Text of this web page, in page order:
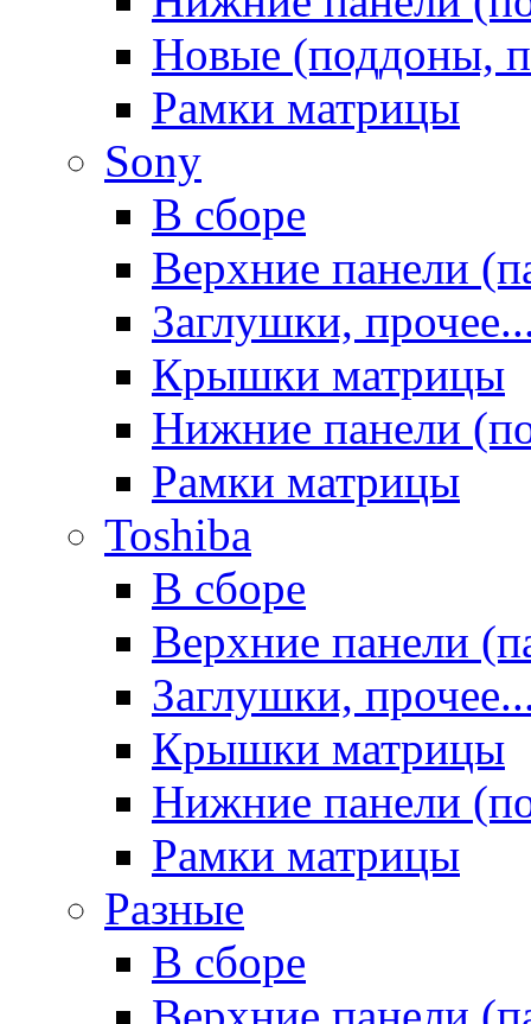
Новые (поддоны,
Рамки матрицы
Sony
В сборе
Верхние панели
Заглушки,
Крышки матрицы
Нижние панели
Рамки матрицы
Toshiba
В сборе
Верхние панели
Заглушки,
Крышки матрицы
Нижние панели
Рамки матрицы
Разные
В сборе